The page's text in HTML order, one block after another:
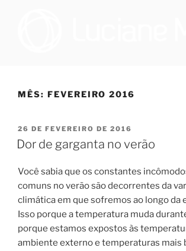
DE JANEIRO | DRA.
distúrbio do sono, e cirurgiã na Sleep Surg,
apneia, que realizam todos os procedimentos
necessitem realizar cirurgia.
MÊS: FEVEREIRO 2016
PUBLICADO
EM
26 DE FEVEREIRO DE 2016
Dor de garganta no verão
Você sabiaque os constantes
comuns no verão são decorrentes da
climática em que sofremos ao longo da
Isso porque a temperatura muda
porque estamos expostos às
ambiente externo e temperaturas mais